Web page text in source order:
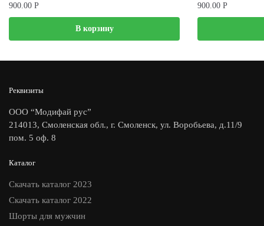
900.00 Р
В корзину
900.00 Р
Реквизиты
ООО “Модифай рус”
214013, Смоленская обл., г. Смоленск, ул. Воробьева, д.11/9
пом. 5 оф. 8
Каталог
Скачать каталог 2023
Скачать каталог 2022
Шорты для мужчин